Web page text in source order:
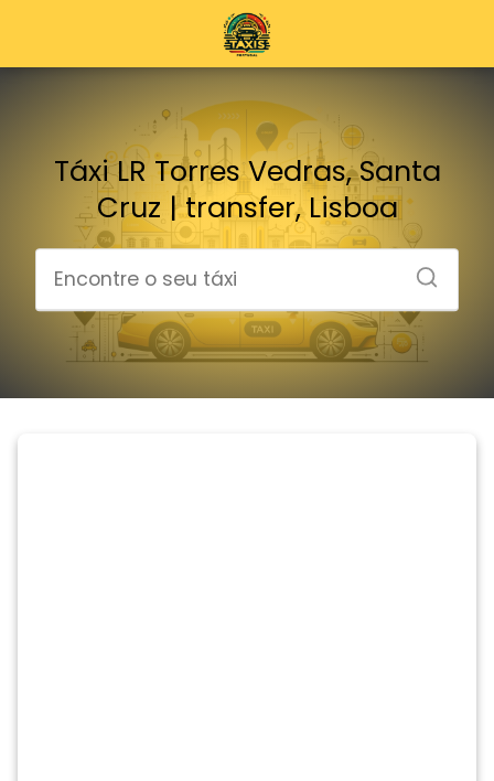
Táxi LR Torres Vedras, Santa
Cruz | transfer, Lisboa